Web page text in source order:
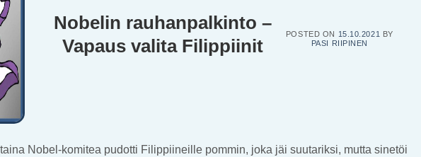
Nobelin rauhanpalkinto –
Vapaus valita Filippiinit
POSTED ON 15.10.2021 BY
PASI RIIPINEN
Nobel-komitea pudotti Filippiineille pommin, joka jäi suutariksi, mutta sinetöi